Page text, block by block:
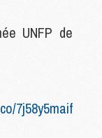
UNFP de
7j58y5maif